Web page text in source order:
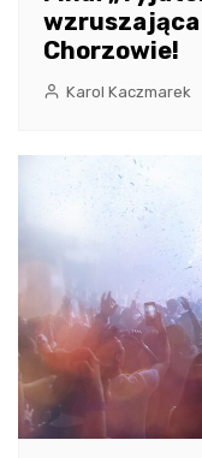
Chorzowie!
Karol Kaczmarek